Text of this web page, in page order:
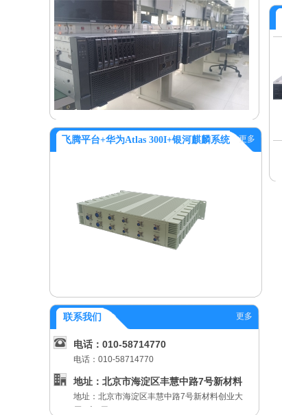
飞腾平台+华为Atlas 300I+银河麒麟系统 更多
联系我们 更多
电话：010-58714770
电话：010-58714770
地址：北京市海淀区丰慧中路7号新材料
创业
地址：北京市海淀区丰慧中路7号新材料创业大
3U单路海光服务器